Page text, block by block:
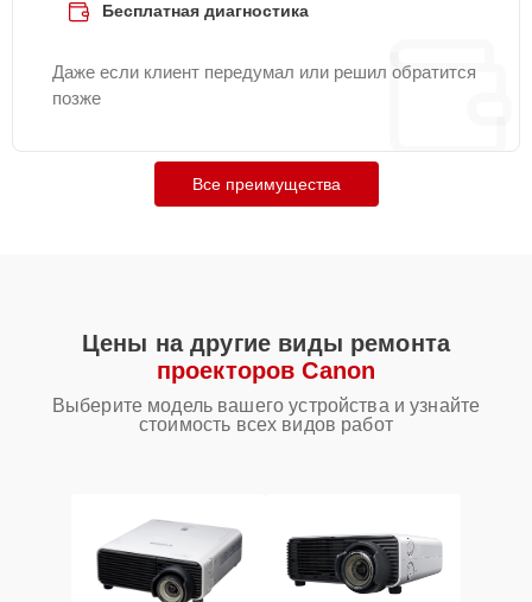
Бесплатная диагностика
Даже если клиент передумал или решил обратится
позже
Все преимущества
Цены на другие виды ремонта
проекторов Canon
Выберите модель вашего устройства и узнайте
стоимость всех видов работ